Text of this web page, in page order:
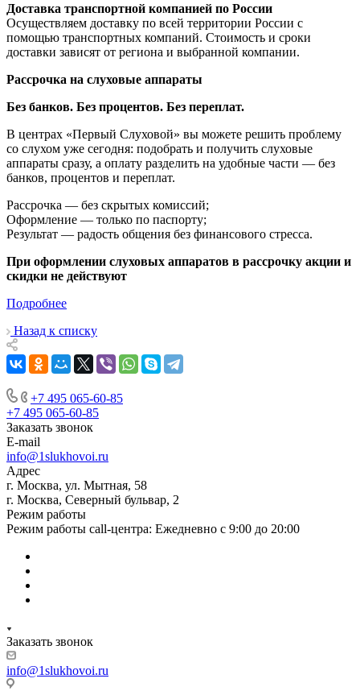
Доставка транспортной компанией по России
Осуществляем доставку по всей территории России с
помощью транспортных компаний. Стоимость и сроки
доставки зависят от региона и выбранной компании.
Рассрочка на слуховые аппараты
Без банков. Без процентов. Без переплат.
В центрах «Первый Слуховой» вы можете решить проблему
со слухом уже сегодня: подобрать и получить слуховые
аппараты сразу, а оплату разделить на удобные части — без
банков, процентов и переплат.
Рассрочка — без скрытых комиссий;
Оформление — только по паспорту;
Результат — радость общения без финансового стресса.
При оформлении слуховых аппаратов в рассрочку акции и
скидки не действуют
Подробнее
Назад к списку
+7 495 065-60-85
+7 495 065-60-85
Заказать звонок
E-mail
info@1slukhovoi.ru
Адрес
г. Москва, ул. Мытная, 58
г. Москва, Северный бульвар, 2
Режим работы
Режим работы call-центра: Ежедневно с 9:00 до 20:00
Заказать звонок
info@1slukhovoi.ru